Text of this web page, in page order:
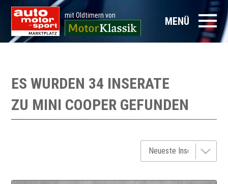
mit Oldtimern von MENÜ
ES WURDEN 34 INSERATE
ZU MINI COOPER GEFUNDEN